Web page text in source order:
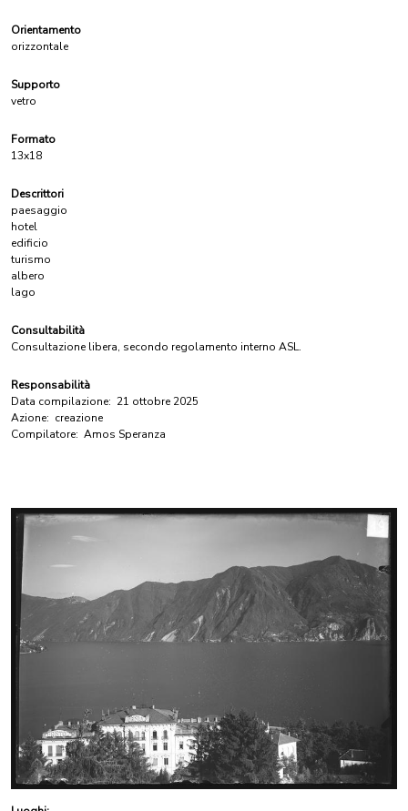
Orientamento
orizzontale
Supporto
vetro
Formato
13x18
Descrittori
paesaggio
hotel
edificio
turismo
albero
lago
Consultabilità
Consultazione libera, secondo regolamento interno ASL.
Responsabilità
Data compilazione: 21 ottobre 2025
Azione: creazione
Compilatore: Amos Speranza